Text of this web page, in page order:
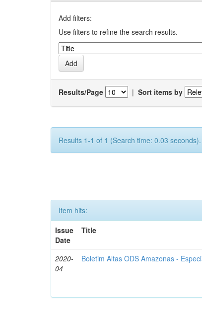
Add filters:
Use filters to refine the search results.
Results/Page | Sort items by
Results 1-1 of 1 (Search time: 0.03 seconds).
Item hits:
Issue
Date
Title
2020-
04
Boletim Altas ODS Amazonas -